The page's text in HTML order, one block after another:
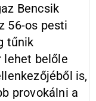
Bencsik
56-os pesti
tűnik
lehet belőle
is,
provokálni a